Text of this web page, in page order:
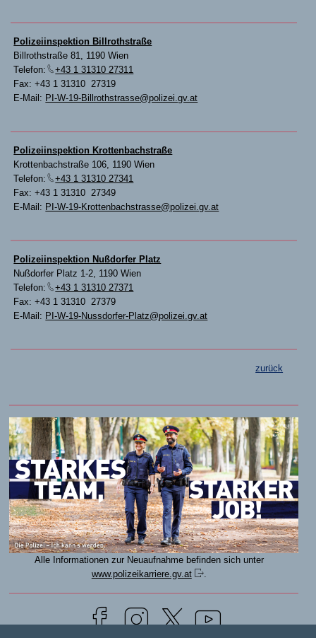
Polizeiinspektion Billrothstraße
Billrothstraße 81, 1190 Wien
Telefon:
+43 1 31310 27311
Fax: +43 1 31310 27319
E-Mail: PI-W-19-Billrothstrasse@polizei.gv.at
Polizeiinspektion Krottenbachstraße
Krottenbachstraße 106, 1190 Wien
Telefon:
+43 1 31310 27341
Fax: +43 1 31310 27349
E-Mail: PI-W-19-Krottenbachstrasse@polizei.gv.at
Polizeiinspektion Nußdorfer Platz
Nußdorfer Platz 1-2, 1190 Wien
Telefon:
+43 1 31310 27371
Fax: +43 1 31310 27379
E-Mail: PI-W-19-Nussdorfer-Platz@polizei.gv.at
zurück
Alle Informationen zur Neuaufnahme befinden sich unter
www.polizeikarriere.gv.at
.